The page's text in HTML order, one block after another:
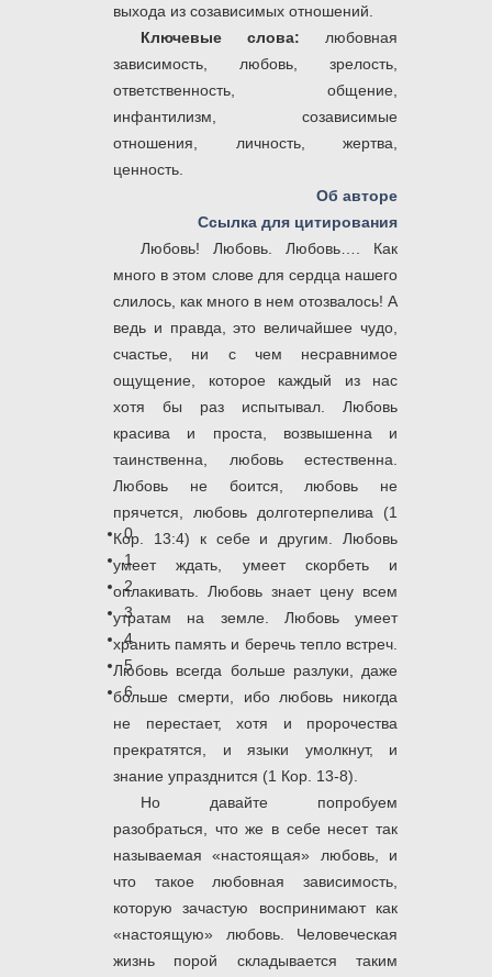
0
1
2
3
4
5
6
выхода из созависимых отношений.
Ключевые слова: любовная
зависимость, любовь, зрелость,
ответственность, общение,
инфантилизм, созависимые
отношения, личность, жертва,
ценность.
Об авторе
Ссылка для цитирования
Любовь! Любовь. Любовь…. Как
много в этом слове для сердца нашего
слилось, как много в нем отозвалось! А
ведь и правда, это величайшее чудо,
счастье, ни с чем несравнимое
ощущение, которое каждый из нас
хотя бы раз испытывал. Любовь
красива и проста, возвышенна и
таинственна, любовь естественна.
Любовь не боится, любовь не
прячется, любовь долготерпелива (1
Кор. 13:4) к себе и другим. Любовь
умеет ждать, умеет скорбеть и
оплакивать. Любовь знает цену всем
утратам на земле. Любовь умеет
хранить память и беречь тепло встреч.
Любовь всегда больше разлуки, даже
больше смерти, ибо любовь никогда
не перестает, хотя и пророчества
прекратятся, и языки умолкнут, и
знание упразднится (1 Кор. 13-8).
Но давайте попробуем
разобраться, что же в себе несет так
называемая «настоящая» любовь, и
что такое любовная зависимость,
которую зачастую воспринимают как
«настоящую» любовь. Человеческая
жизнь порой складывается таким